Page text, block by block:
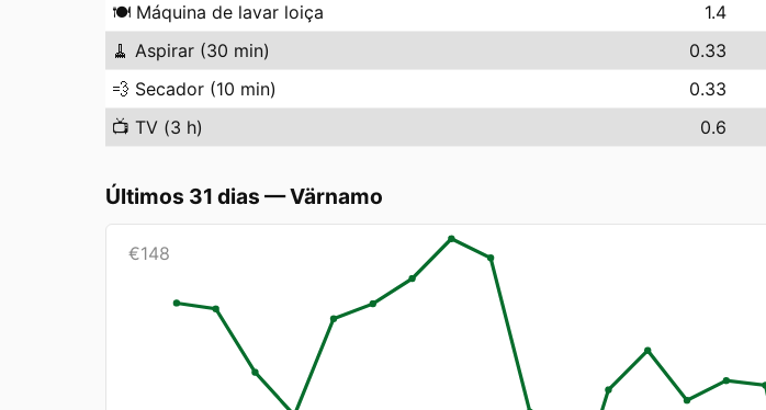
🍽️ Máquina de lavar loiça 1.4
🧹 Aspirar (30 min) 0.33
💨 Secador (10 min) 0.33
📺 TV (3 h) 0.6
Últimos 31 dias —Värnamo
€148